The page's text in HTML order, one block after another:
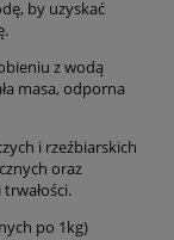
by uzyskać
z wodą
masa, odporna
i rzeźbiarskich
oraz
po 1kg)